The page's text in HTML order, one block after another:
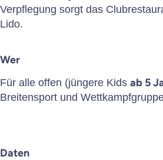
Home
Verpflegung sorgt das
Lido.
Wer
Für alle offen (jüngere Kids ab 5
Breitensport und
Daten